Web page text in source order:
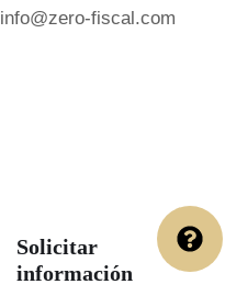
info@zero-fiscal.com
Solicitar
información